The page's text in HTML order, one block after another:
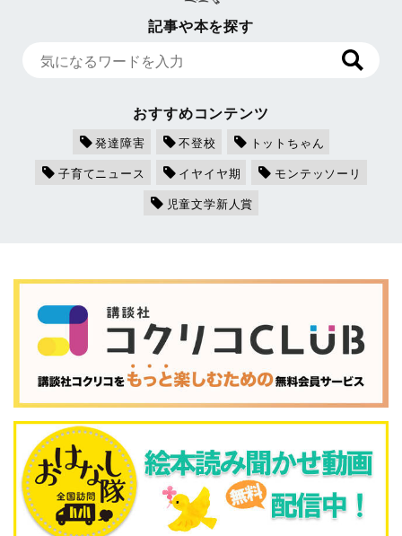
記事や本を探す
おすすめコンテンツ
発達障害 不登校
トットちゃん
子育てニュース
イヤイヤ期
モンテッソーリ
児童文学新人賞